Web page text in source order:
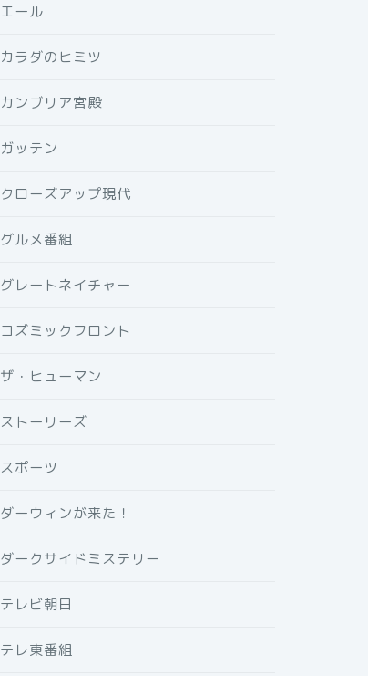
エール
カラダのヒミツ
カンブリア宮殿
ガッテン
クローズアップ現代
グルメ番組
グレートネイチャー
コズミックフロント
ザ・ヒューマン
ストーリーズ
スポーツ
ダーウィンが来た！
ダークサイドミステリー
テレビ朝日
テレ東番組